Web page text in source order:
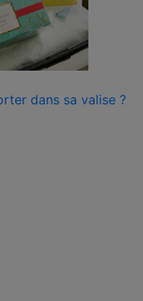
dans sa valise ?